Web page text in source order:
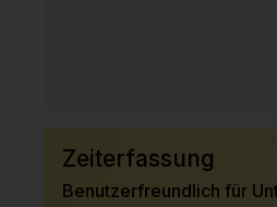
Zeiterfassung
Benutzerfreundlich für